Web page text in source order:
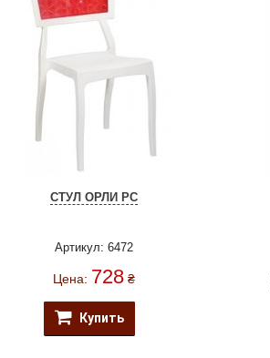
СТУЛ ОРЛИ РС
Артикул: 6472
Цена: 728 ₴
Купить